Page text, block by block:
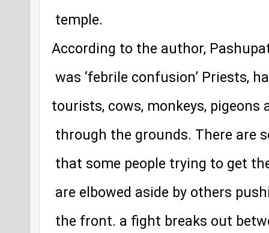
temple.
According to the author,
was ‘febrile confusion’ Priests,
tourists, cows, monkeys, pigeons
through the grounds. There are
that some people trying to get
are elbowed aside by others
the front. a fight breaks out